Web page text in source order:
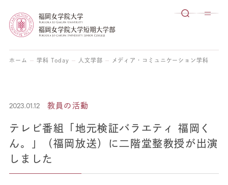
ホーム 学科 Today 人文学部 メディア・コミュニケーション学科
2023.01.12 教員の活動
テレビ番組「地元検証バラエティ 福岡く
ん。」（福岡放送）に二階堂整教授が出演
しました